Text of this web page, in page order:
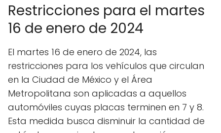
Restricciones para el martes
16 de enero de 2024
El martes 16 de enero de 2024, las
restricciones para los vehículos que circulan
en la Ciudad de México y el Área
Metropolitana son aplicadas a aquellos
automóviles cuyas placas terminen en 7 y 8.
Esta medida busca disminuir la cantidad de